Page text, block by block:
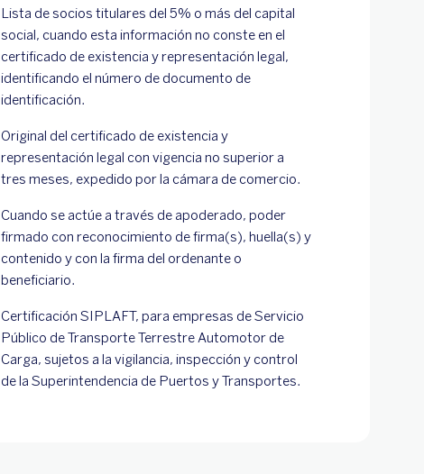
Lista de socios titulares del 5% o más del capital
social, cuando esta información no conste en el
certificado de existencia y representación legal,
identificando el número de documento de
identificación.
Original del certificado de existencia y
representación legal con vigencia no superior a
tres meses, expedido por la cámara de comercio.
Cuando se actúe a través de apoderado, poder
firmado con reconocimiento de firma(s), huella(s) y
contenido y con la firma del ordenante o
beneficiario.
Certificación SIPLAFT, para empresas de Servicio
Público de Transporte Terrestre Automotor de
Carga, sujetos a la vigilancia, inspección y control
de la Superintendencia de Puertos y Transportes.